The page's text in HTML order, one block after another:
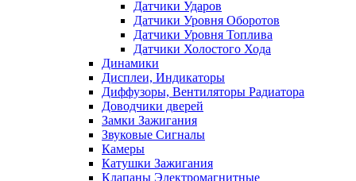
Датчики Ударов
Датчики Уровня Оборотов
Датчики Уровня Топлива
Датчики Холостого Хода
Динамики
Дисплеи, Индикаторы
Диффузоры, Вентиляторы Радиатора
Доводчики дверей
Замки Зажигания
Звуковые Сигналы
Камеры
Катушки Зажигания
Клапаны Электромагнитные